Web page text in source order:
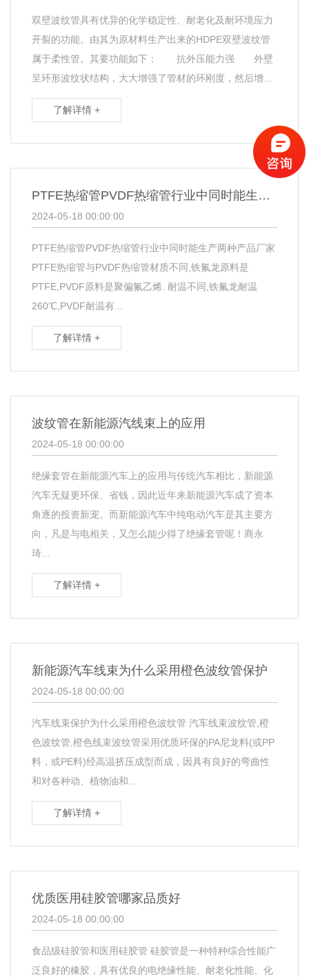
双壁波纹管具有优异的化学稳定性、耐老化及耐环境应力
开裂的功能。由其为原材料生产出来的HDPE双壁波纹管
属于柔性管。其要功能如下： 抗外压能力强 外壁
呈环形波纹状结构，大大增强了管材的环刚度，然后增...
了解详情 +
PTFE热缩管PVDF热缩管行业中同时能生产两种产品
2024-05-18 00:00:00
PTFE热缩管PVDF热缩管行业中同时能生产两种产品厂家
PTFE热缩管与PVDF热缩管材质不同,铁氟龙原料是
PTFE,PVDF原料是聚偏氟乙烯. 耐温不同,铁氟龙耐温
260℃,PVDF耐温有...
了解详情 +
波纹管在新能源汽线束上的应用
2024-05-18 00:00:00
绝缘套管在新能源汽车上的应用与传统汽车相比，新能源
汽车无疑更环保、省钱，因此近年来新能源汽车成了资本
角逐的投资新宠。而新能源汽车中纯电动汽车是其主要方
向，凡是与电相关，又怎么能少得了绝缘套管呢！商永
琦...
了解详情 +
新能源汽车线束为什么采用橙色波纹管保护
2024-05-18 00:00:00
汽车线束保护为什么采用橙色波纹管 汽车线束波纹管,橙
色波纹管,橙色线束波纹管采用优质环保的PA尼龙料(或PP
料，或PE料)经高温挤压成型而成，因具有良好的弯曲性
和对各种动、植物油和...
了解详情 +
优质医用硅胶管哪家品质好
2024-05-18 00:00:00
食品级硅胶管和医用硅胶管 硅胶管是一种特种综合性能广
泛良好的橡胶，具有优良的电绝缘性能、耐老化性能、化